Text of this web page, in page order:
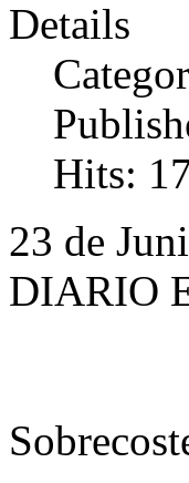
Details
Hits:
23 de
DIARIO